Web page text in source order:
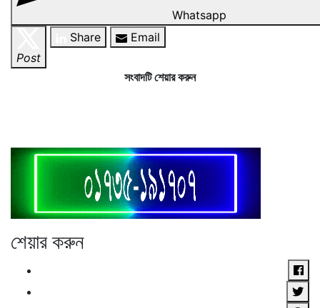
Whatsapp
Post
Share Email
সংবাদটি শেয়ার করুন
শেয়ার করুন